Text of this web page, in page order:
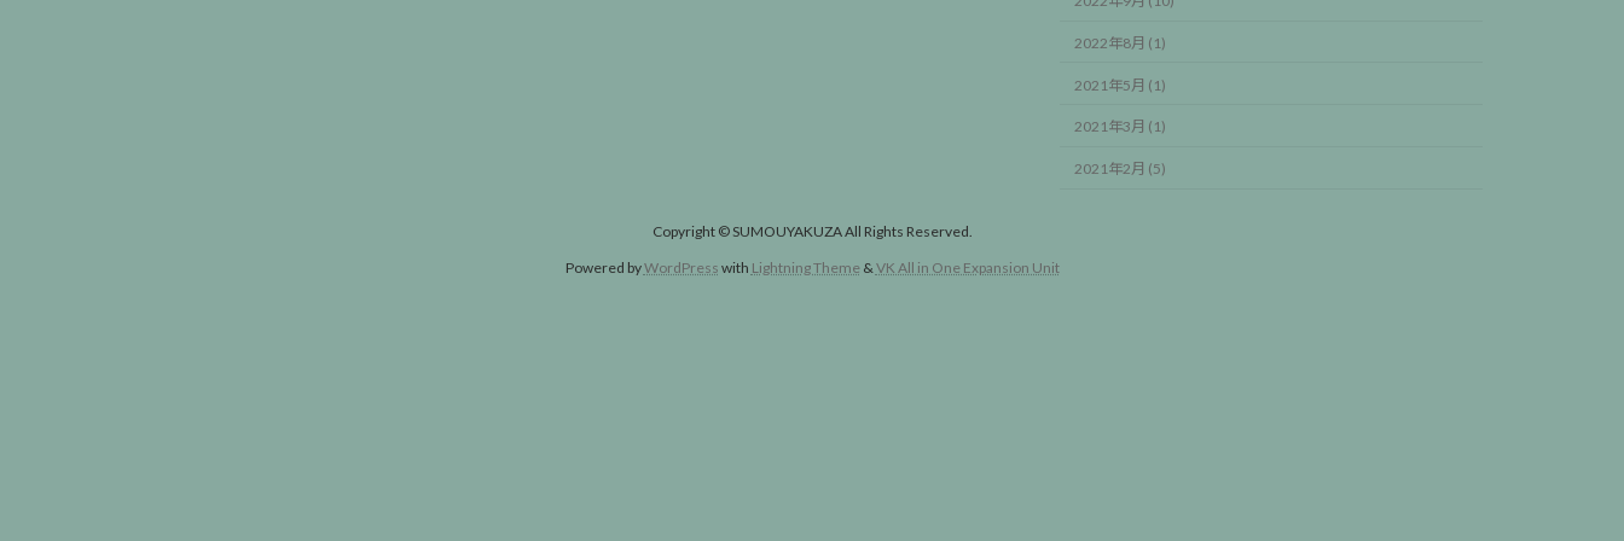
2022年8月 (1)
2021年5月 (1)
2021年3月 (1)
2021年2月 (5)
Copyright © SUMOUYAKUZA All Rights Reserved.
Powered byWordPress with Lightning Theme& VK All in One Expansion Unit